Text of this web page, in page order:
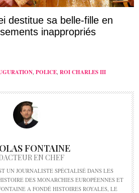
destitue sa belle-fille en
inappropriés
POLICE ROI CHARLES III
FONTAINE
EN CHEF
UN JOURNALISTE SPÉCIALISÉ DANS LES
DES MONARCHIES EUROPÉENNES ET
A FONDÉ HISTOIRES ROYALES, LE